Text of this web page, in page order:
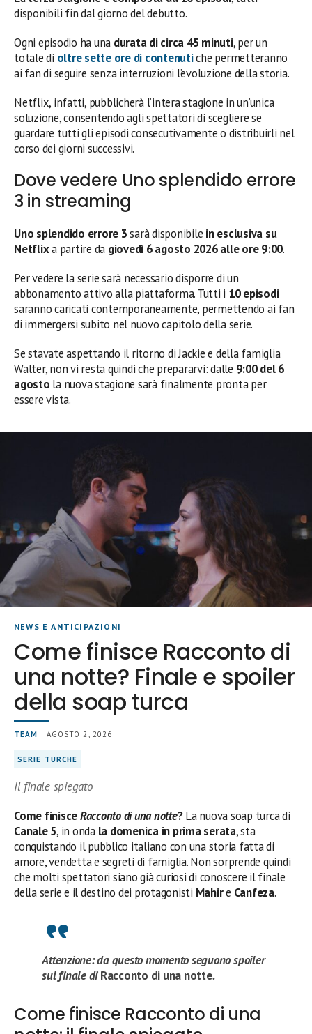
disponibili fin dal giorno del debutto.
Ogni episodio ha una durata di circa 45 minuti, per un
totale di oltre sette ore di contenutiche permetteranno
ai fan di seguire senza interruzioni l’evoluzione della storia.
Netflix, infatti, pubblicherà l’intera stagione in un’unica
soluzione, consentendo agli spettatori di scegliere se
guardare tutti gli episodi consecutivamente o distribuirli nel
corso dei giorni successivi.
Dove vedere Uno splendido errore
3 in streaming
Uno splendido errore 3sarà disponibile in esclusiva su
Netflixa partire da giovedì 6 agosto 2026 alle ore 9:00.
Per vedere la serie sarà necessario disporre di un
abbonamento attivo alla piattaforma. Tutti i 10 episodi
saranno caricati contemporaneamente, permettendo ai fan
di immergersi subito nel nuovo capitolo della serie.
Se stavate aspettando il ritorno di Jackie e della famiglia
Walter, non vi resta quindi che prepararvi: dalle 9:00 del 6
agosto la nuova stagione sarà finalmente pronta per
essere vista.
NEWS E ANTICIPAZIONI
Come finisce Racconto di
una notte? Finale e spoiler
della soap turca
TEAM | AGOSTO 2, 2026
SERIE TURCHE
Il finale spiegato
Come finisceRacconto di una notte?La nuova soap turca di
Canale 5, in onda la domenica in prima serata, sta
conquistando il pubblico italiano con una storia fatta di
amore, vendetta e segreti di famiglia. Non sorprende quindi
che molti spettatori siano già curiosi di conoscere il finale
della serie e il destino dei protagonisti Mahire Canfeza.
Attenzione: da questo momento seguono spoiler
sul finale diRacconto di una notte.
Come finisce Racconto di una